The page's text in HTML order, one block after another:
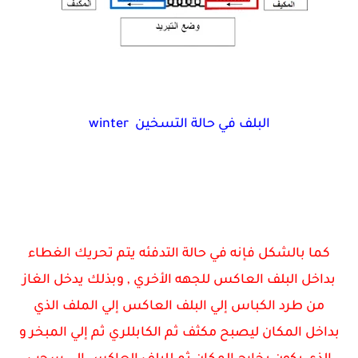
البلف في حالة التسخين winter
كما بالشكل فإنه في حالة التدفئه يتم تحريك الغطاء
بداخل البلف العاكس للجهه الأخري , وبذلك يدخل الغاز
من طرد الكباس إلي البلف العاكس إلي الملف الذي
بداخل المكان ليصبح مكثف ثم الكابللري ثم إلي المبخر و